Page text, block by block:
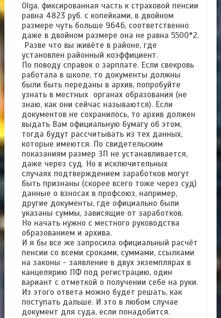
Olga, фиксированная часть к страховой пенсии
равна 4823 руб. с копейками, в двойном
размере чуть больше 9646, соответственно
даже в двойном размере она не равна 5500*2.
Разве что вы живёте в районе, где
установлен районный коэффициент.
По поводу справок о зарплате. Если свекровь
работала в школе, то документы должны
были быть переданы в архив, попробуйте
узнать в местных органах образования (не
знаю, как они сейчас называются). Если
документов не сохранилось, то архив должен
выдать Вам официальную бумагу об этом,
тогда будут рассчитывать из тех данных,
которые имеются. По свидетельским
показаниям размер ЗП не устанавливается,
даже через суд. Но в исключительных
случаях подтверждением заработков могут
быть признаны (скорее всего тоже через суд)
данные о взносах в профсоюз, например,
другие документы, где официально были
указаны суммы, зависящие от заработков.
Но начать нужно с местного руководства
образованием и архива.
И я бы все же запросила официальный расчёт
пенсии со всеми сроками, суммами, ссылками
на законы - заявление в двух экземплярах в
канцелярию ПФ под регистрацию, один
вариант с отметкой о получении себе на руки.
Из этого ответа можно будет решать, как
поступать дальше. И это в любом случае
документ для суда, если понадобится.